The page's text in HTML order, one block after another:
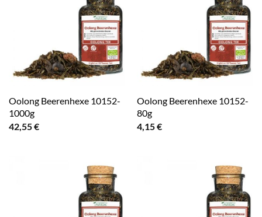
Oolong Beerenhexe 10152-
1000g
42,55€
Oolong Beerenhexe 10152-
80g
4,15€